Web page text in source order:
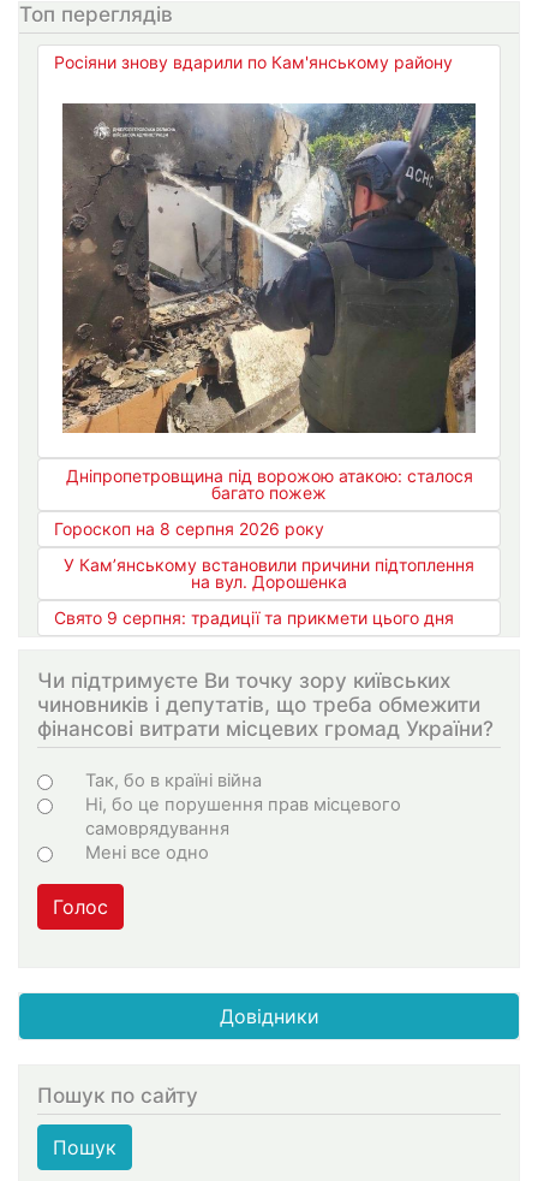
Топ переглядів
Росіяни знову вдарили по Кам'янському району
Дніпропетровщина під ворожою атакою: сталося
багато пожеж
Гороскоп на 8 серпня 2026 року
У Кам’янському встановили причини підтоплення
на вул. Дорошенка
Свято 9 серпня: традиції та прикмети цього дня
Чи підтримуєте Ви точку зору київських
чиновників і депутатів, що треба обмежити
фінансові витрати місцевих громад України?
Choices
Так, бо в країні війна
Ні, бо це порушення прав місцевого
самоврядування
Мені все одно
Голос
Довідники
Пошук по сайту
Пошук